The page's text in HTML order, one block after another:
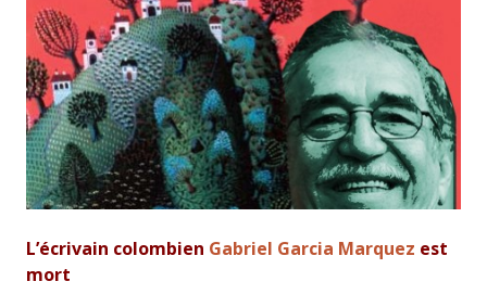
L’écrivain colombien Gabriel Garcia Marquez est
mort